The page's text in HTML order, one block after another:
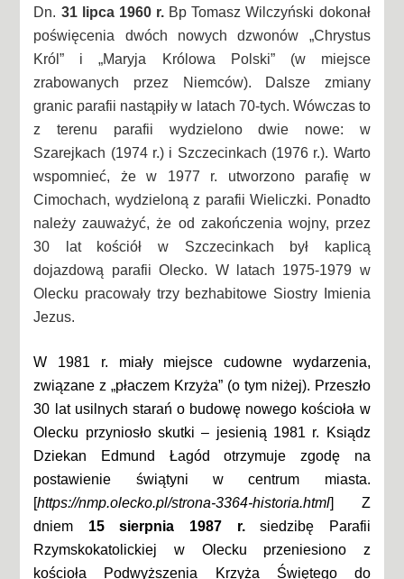
Dn. 31 lipca 1960 r. Bp Tomasz Wilczyński dokonał
poświęcenia dwóch nowych dzwonów „Chrystus
Król” i „Maryja Królowa Polski” (w miejsce
zrabowanych przez Niemców). Dalsze zmiany
granic parafii nastąpiły w latach 70-tych. Wówczas to
z terenu parafii wydzielono dwie nowe: w
Szarejkach (1974 r.) i Szczecinkach (1976 r.). Warto
wspomnieć, że w 1977 r. utworzono parafię w
Cimochach, wydzieloną z parafii Wieliczki. Ponadto
należy zauważyć, że od zakończenia wojny, przez
30 lat kościół w Szczecinkach był kaplicą
dojazdową parafii Olecko. W latach 1975-1979 w
Olecku pracowały trzy bezhabitowe Siostry Imienia
Jezus.
W 1981 r. miały miejsce cudowne wydarzenia,
związane z „płaczem Krzyża” (o tym niżej). Przeszło
30 lat usilnych starań o budowę nowego kościoła w
Olecku przyniosło skutki – jesienią 1981 r. Ksiądz
Dziekan Edmund Łagód otrzymuje zgodę na
postawienie świątyni w centrum miasta.
[https://nmp.olecko.pl/strona-3364-historia.html] Z
dniem 15 sierpnia 1987 r.siedzibę Parafii
Rzymskokatolickiej w Olecku przeniesiono z
kościoła Podwyższenia Krzyża Świętego do